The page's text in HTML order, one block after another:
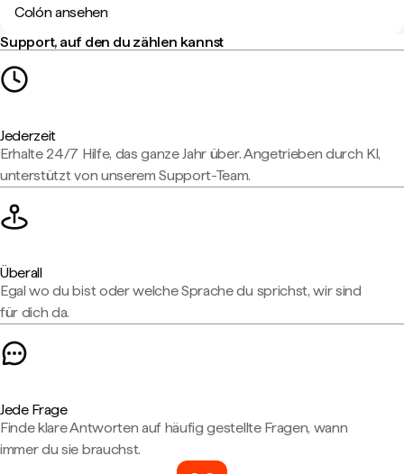
Colón ansehen
Support, auf den du zählen kannst
Jederzeit
Erhalte 24/7 Hilfe, das ganze Jahr über. Angetrieben durch KI,
unterstützt von unserem Support-Team.
Überall
Egal wo du bist oder welche Sprache du sprichst, wir sind
für dich da.
Jede Frage
Finde klare Antworten auf häufig gestellte Fragen, wann
immer du sie brauchst.